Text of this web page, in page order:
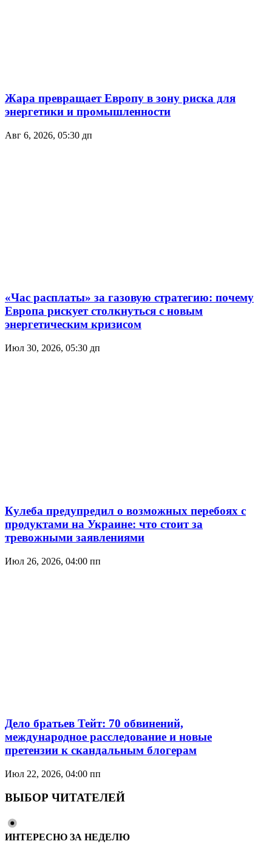
Жара превращает Европу в зону риска для
энергетики и промышленности
Авг 6, 2026, 05:30 дп
«Час расплаты» за газовую стратегию: почему
Европа рискует столкнуться с новым
энергетическим кризисом
Июл 30, 2026, 05:30 дп
Кулеба предупредил о возможных перебоях с
продуктами на Украине: что стоит за
тревожными заявлениями
Июл 26, 2026, 04:00 пп
Дело братьев Тейт: 70 обвинений,
международное расследование и новые
претензии к скандальным блогерам
Июл 22, 2026, 04:00 пп
ВЫБОР ЧИТАТЕЛЕЙ
ИНТЕРЕСНО ЗА НЕДЕЛЮ